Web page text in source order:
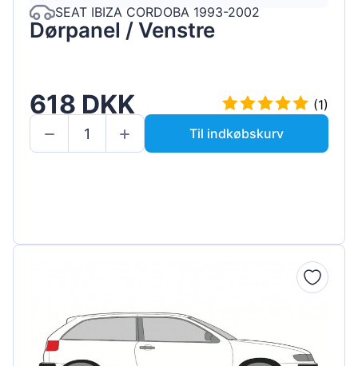
SEAT IBIZA CORDOBA 1993-2002
Dørpanel / Venstre
618 DKK
(1)
Til indkøbskurv